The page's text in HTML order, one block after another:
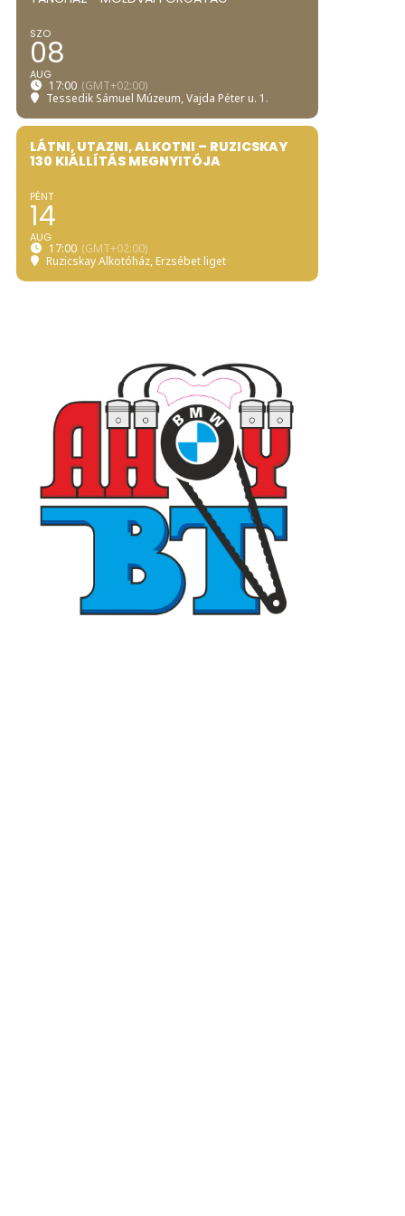
SZO
08
AUG
17:00 (GMT+02:00)
Tessedik Sámuel Múzeum, Vajda Péter u. 1.
LÁTNI, UTAZNI, ALKOTNI – RUZICSKAY
130 KIÁLLÍTÁS MEGNYITÓJA
PÉNT
14
AUG
17:00 (GMT+02:00)
Ruzicskay Alkotóház, Erzsébet liget